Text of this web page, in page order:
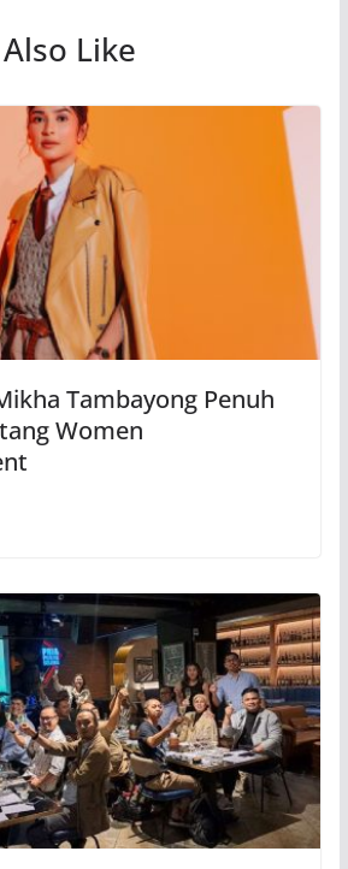
Like
Tambayong Penuh
Women